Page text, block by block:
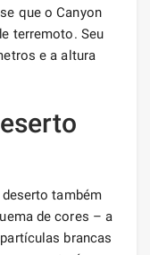
que o Canyon
terremoto. Seu
e a altura
também
de cores – a
brancas